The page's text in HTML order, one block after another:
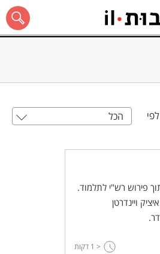
הכל
פירוש רש"י לתלמוד.
ויינדרטן
< 1 דקות